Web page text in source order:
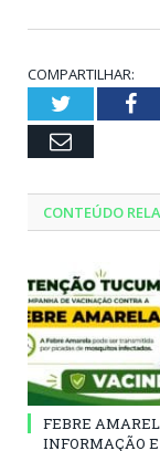
COMPARTILHAR:
Twitter
Email
CONTEÚDO
FEBRE
INFORMAÇÃO E